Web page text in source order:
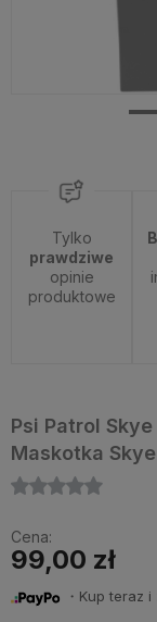
Tylko
prawdziwe
opinie
produktowe
Psi Patrol
Maskotka
Cena:
99,00 zł
・Kup teraz